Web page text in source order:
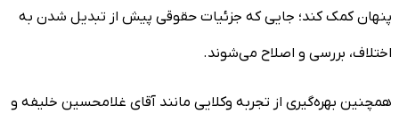
پنهان کمک کند؛ جایی که جزئیات حقوقی پیش از تبدیل شدن به
اختلاف، بررسی و اصلاح می‌شوند.
همچنین بهره‌گیری از تجربه وکلایی مانند آقای غلامحسین خلیفه و